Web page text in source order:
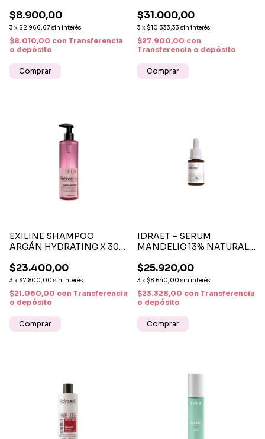
CAPILAR CON KERATINA Y
PANTENOL
$8.900,00
3 x $2.966,67 sin interés
$8.010,00 con Transferencia
o depósito
CAPILAR REPARADOR
CON KERATINA Y
PANTENOL
$31.000,00
3 x $10.333,33 sin interés
$27.900,00 con
Transferencia o depósito
EXILINE SHAMPOO
ARGÁN HYDRATING X 300
$23.400,00
3 x $7.800,00 sin interés
$21.060,00 con Transferencia
o depósito
IDRAET – SERUM
MANDELIC 13% NATURALS
ANTIACNÉ 30 ML
$25.920,00
3 x $8.640,00 sin interés
$23.328,00 con Transferencia
o depósito